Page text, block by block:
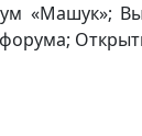
«Машук»;